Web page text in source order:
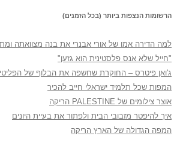
הרשומות הנצפות ביותר (בכל הזמנים)
למה הדירה אמו של אורי אבנרי את בנה מצוואתה
"חייל שלא אנס פלסטינית הוא גזען"
ג'ואן פיטרס – החוקרת שחשפה את הבלוף של
המפות שכל תלמיד ישראלי חייב להכיר
אוצר צילומים של PALESTINE הריקה
איך להיפטר מזבובי הבית ולפתור את בעיית היונים
המפה הגדולה של הארץ הריקה